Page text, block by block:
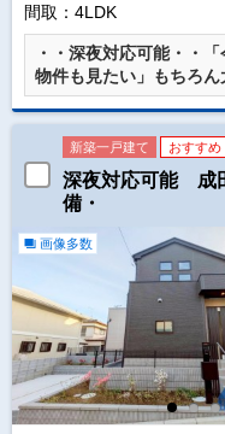
間取：4LDK
・・深夜対応可能・・
物件も見たい」もちろん
新築一戸建て おすすめ
深夜対応可能 成
備・
画像多数